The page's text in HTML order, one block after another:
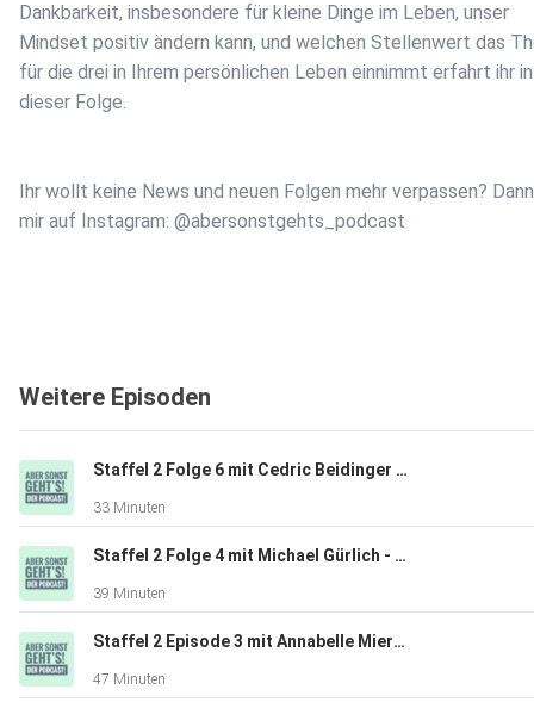
Dankbarkeit, insbesondere für kleine Dinge im Leben, unser
Mindset positiv ändern kann, und welchen Stellenwert das
für die drei in Ihrem persönlichen Leben einnimmt erfahrt ihr in
dieser Folge.
Ihr wollt keine News und neuen Folgen mehr verpassen?
mir auf Instagram: @abersonstgehts_podcast
Weitere Episoden
Staffel 2 Folge 6 mit Cedric Beidinger - Du kannst alles schaffen. Und sein wer du willst!
33 Minuten
Staffel 2 Folge 4 mit Michael Gürlich - Wie die Arbeit im Ausland dich wachsen lässt
39 Minuten
Staffel 2 Episode 3 mit Annabelle Mierzwa - "Die Kultur ist das Pflaster für die Seele"!
47 Minuten